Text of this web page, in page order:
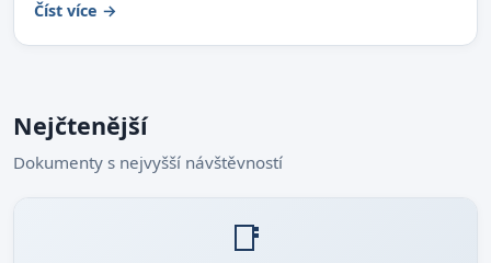
Číst více →
Nejčtenější
Dokumenty s nejvyšší návštěvností
📑